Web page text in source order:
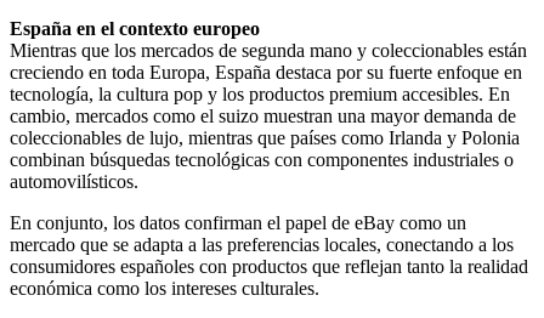
España en el contexto europeo
Mientras que los mercados de segunda mano y coleccionables están
creciendo en toda Europa, España destaca por su fuerte enfoque en
tecnología, la cultura pop y los productos premium accesibles. En
cambio, mercados como el suizo muestran una mayor demanda de
coleccionables de lujo, mientras que países como Irlanda y Polonia
combinan búsquedas tecnológicas con componentes industriales o
automovilísticos.
En conjunto, los datos confirman el papel de eBay como un
mercado que se adapta a las preferencias locales, conectando a los
consumidores españoles con productos que reflejan tanto la realidad
económica como los intereses culturales.